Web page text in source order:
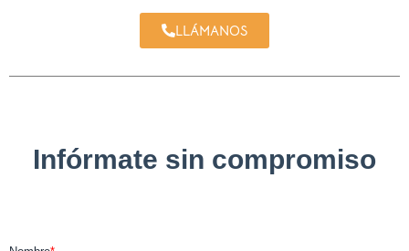
LLÁMANOS